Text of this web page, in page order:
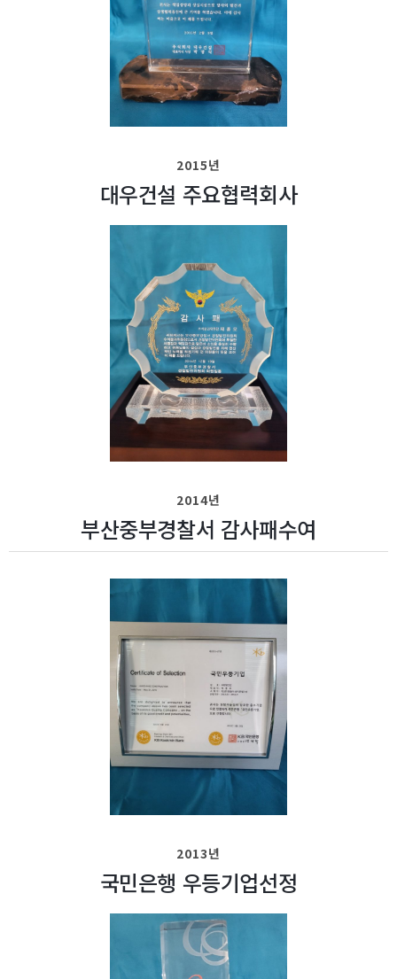
2015년
대우건설 주요협력회사
2014년
부산중부경찰서 감사패수여
2013년
국민은행 우등기업선정